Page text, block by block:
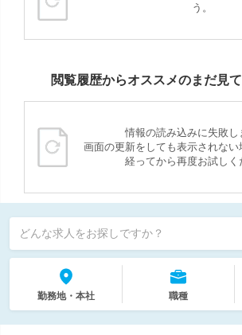
う。
閲覧履歴からオススメのまだ見
情報の読み込みに失敗し
画面の更新をしても表示されない
経ってから再度お試しく
どんな求人をお探しですか？
勤務地・本社 職種